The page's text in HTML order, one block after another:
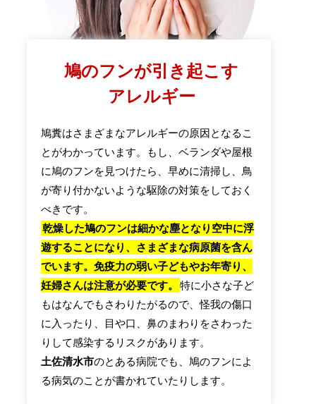
鳩のフンが引き起こす
アレルギー
鳩糞はさまざまなアレルギーの原因となるこ
とがわかっています。もし、ベランダや屋根
に鳩のフンを見つけたら、早めに清掃し、鳥
が寄り付かないような駆除の対策をしておく
べきです。
乾燥した鳩のフンは細かな塵となり空中に浮
遊することになり、さまざまな病原菌を含ん
でいます。免疫力の弱い子どもやお年寄り、
妊婦さんは注意が必要です。
特に小さな子ど
もはなんでもさわりたがるので、怪我の傷口
に入ったり、目や口、鼻のまわりをさわった
りして感染するリスクがあります。
土佐清水市のとある病院でも、鳩のフンによ
る病気のことが書かれていたりします。